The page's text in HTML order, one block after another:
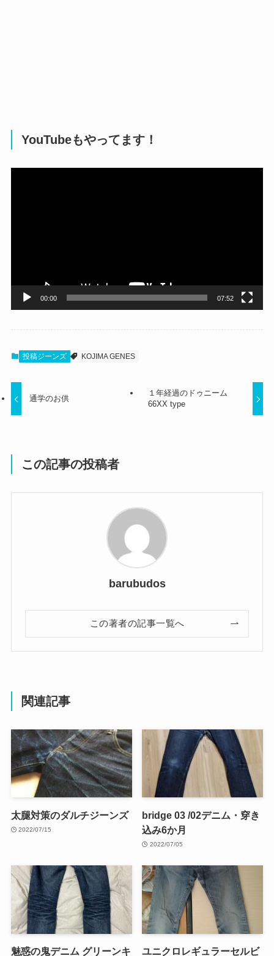
YouTubeもやってます！
00:00 07:52
投稿ジーンズ KOJIMA GENES
通学のお供
１年経過のドゥニーム
66XX type
この記事の投稿者
barubudos
この著者の記事一覧へ
関連記事
太腿対策のダルチジーンズ
2022/07/15
bridge 03 /02デニム・穿き
込み6か月
2022/07/05
魅惑の鬼デニム グリーンキ ユニクロレギュラーセルビ